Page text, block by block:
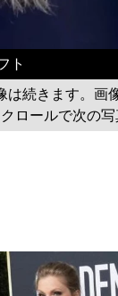
ト
は続きます。画
ロールで次の写